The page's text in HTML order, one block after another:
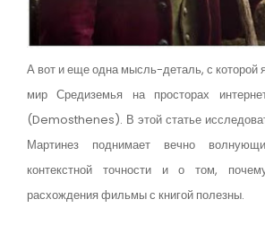
А вот и еще одна мысль-деталь, с которой
мир Средиземья на просторах
(Demosthenes). В этой статье
Мартинез поднимает вечно
контекстной точности и о том,
расхождения фильмы с книгой полезны.